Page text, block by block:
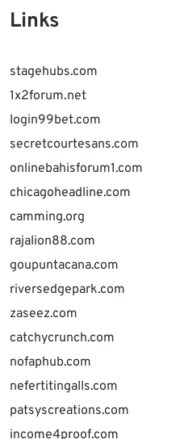
Links
stagehubs.com
1x2forum.net
login99bet.com
secretcourtesans.com
onlinebahisforum1.com
chicagoheadline.com
camming.org
rajalion88.com
goupuntacana.com
riversedgepark.com
zaseez.com
catchycrunch.com
nofaphub.com
nefertitingalls.com
patsyscreations.com
income4proof.com